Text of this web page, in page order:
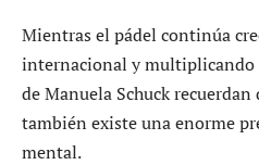
Mientras el pádel continúa
internacional y multiplicando
de Manuela Schuck
también existe una enorme
mental.